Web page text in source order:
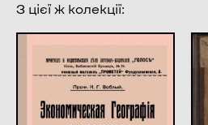
З цієї ж колекції: